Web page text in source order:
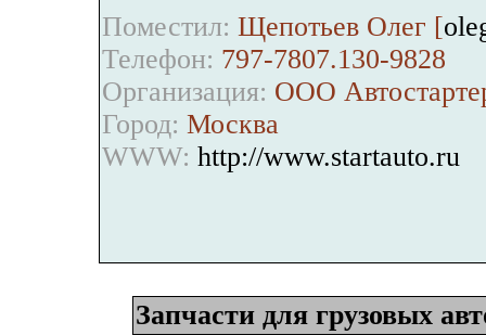
Поместил: Щепотьев Олег [
Телефон: 797-7807.130-9828
Организация: ООО
Город: Москва
WWW: http://www.startauto.ru
Запчасти для грузовых